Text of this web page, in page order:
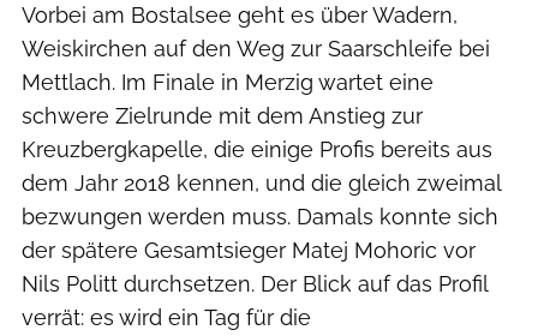
Vorbei am Bostalsee geht es über Wadern,
Weiskirchen auf den Weg zur Saarschleife bei
Mettlach. Im Finale in Merzig wartet eine
schwere Zielrunde mit dem Anstieg zur
Kreuzbergkapelle, die einige Profis bereits aus
dem Jahr 2018 kennen, und die gleich zweimal
bezwungen werden muss. Damals konnte sich
der spätere Gesamtsieger Matej Mohoric vor
Nils Politt durchsetzen. Der Blick auf das Profil
verrät: es wird ein Tag für die